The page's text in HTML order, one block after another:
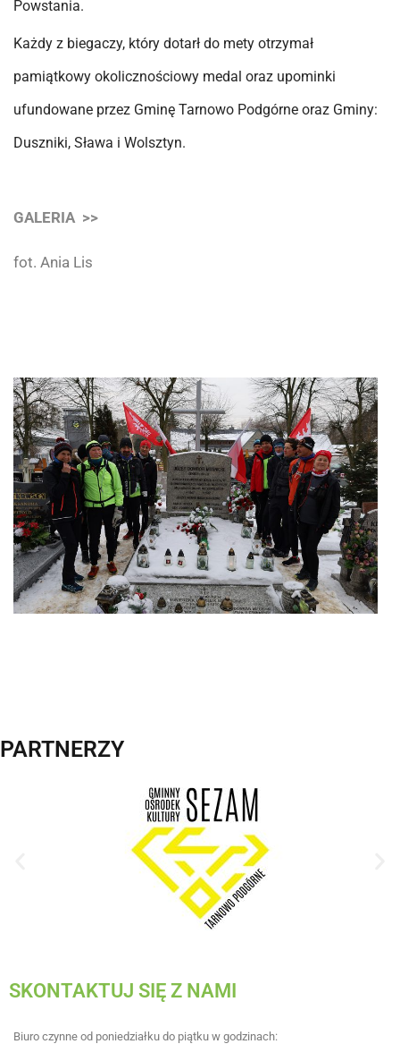
Powstania.
Każdy z biegaczy, który dotarł do mety otrzymał
pamiątkowy okolicznościowy medal oraz upominki
ufundowane przez Gminę Tarnowo Podgórne oraz Gminy:
Duszniki, Sława i Wolsztyn.
GALERIA >>
fot. Ania Lis
PARTNERZY
SKONTAKTUJ SIĘ Z NAMI
Biuro czynne od poniedziałku do piątku w godzinach: